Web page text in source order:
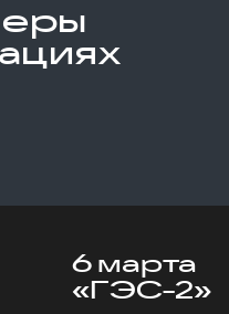
6 марта
«ГЭС-2»